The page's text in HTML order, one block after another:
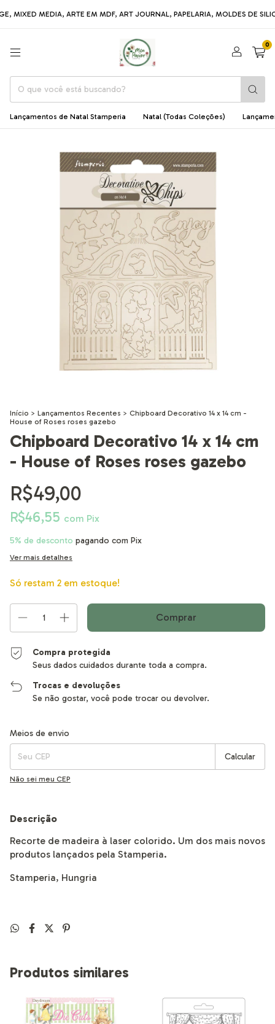
MEDIA, ARTE EM MDF, ART JOURNAL, PAPELARIA, MOLDES DE
0
Lançamentos de Natal Stamperia Natal (Todas Coleções)
Início > Lançamentos Recentes > Chipboard Decorativo 14 x 14 cm -
House of Roses roses gazebo
Chipboard Decorativo 14 x 14 cm
- House of Roses roses gazebo
R$49,00
R$46,55 com Pix
5% de desconto pagando com Pix
Ver mais detalhes
Só restam 2 em estoque!
Compra protegida
Seus dados cuidados durante toda a compra.
Trocas e devoluções
Se não gostar, você pode trocar ou devolver.
Entregas para o CEP:
Meios de envio
Calcular
Não sei meu CEP
Descrição
Recorte de madeira à laser colorido. Um dos mais novos
produtos lançados pela Stamperia.
Stamperia, Hungria
Produtos similares